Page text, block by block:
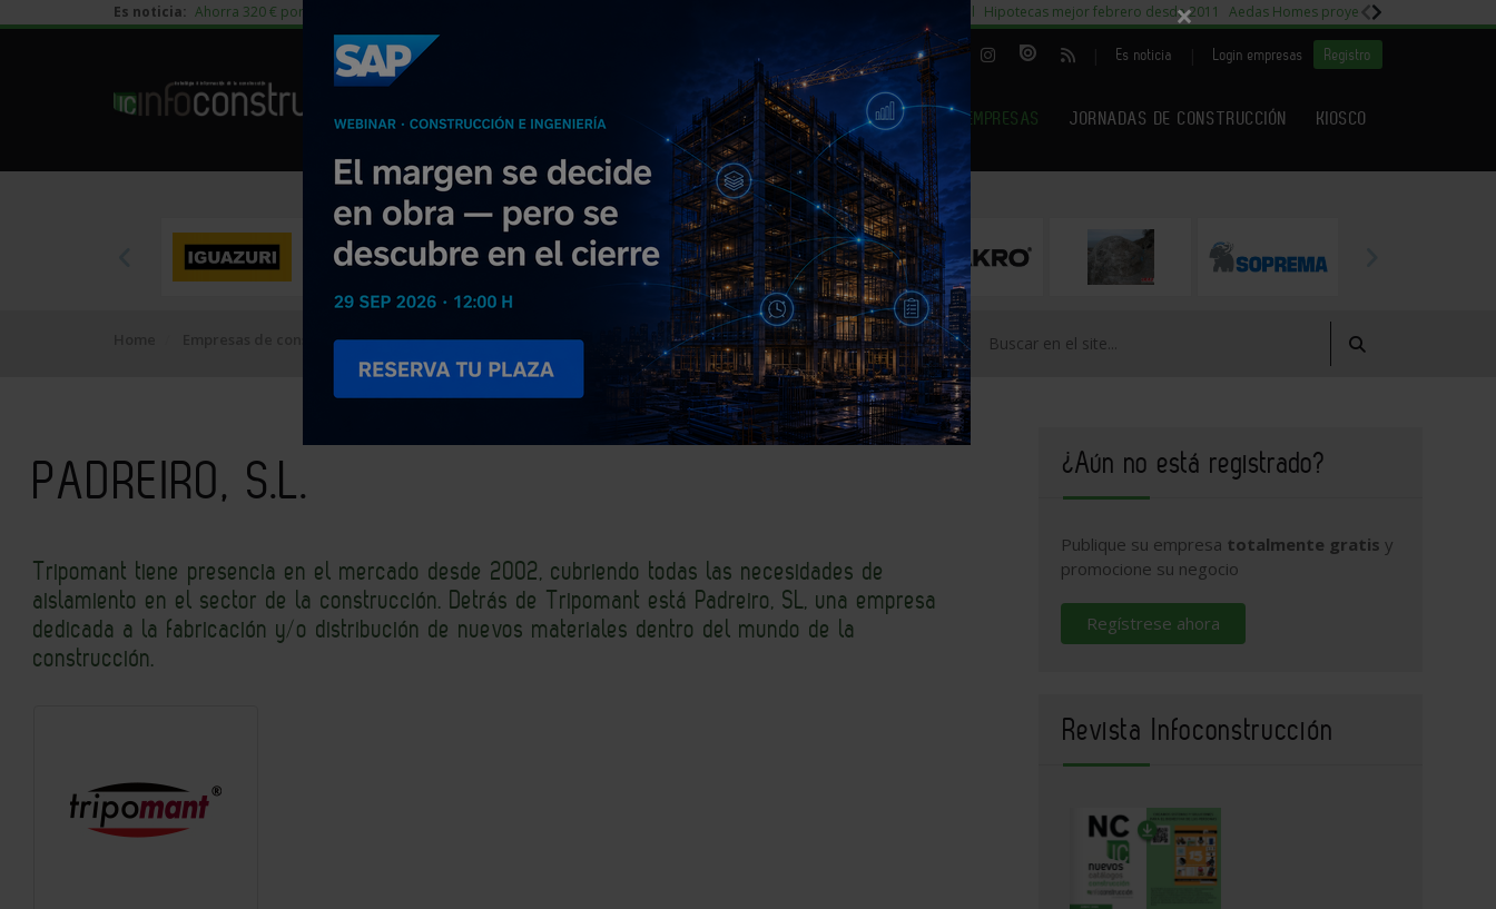
Es noticia: Ahorra 320 € por vivienda en edificación residencial 29% cambiar al alquiler temporal Hipotecas mejor febrero desde 2011 Aedas Homes proyecto Fiora
| Es noticia Login empresas Registro
NOTICIAS PRODUCTOS AGENDA ARTÍCULOS EMPRESAS JORNADAS DE CONSTRUCCIÓN KIOSCO
EMPRESAS PREMIUM
Empresas de construcción PADREIRO, S.L.
PADREIRO, S.L.
Tripomant tiene presencia en el mercado desde 2002, cubriendo todas las necesidades de
aislamiento en el sector de la construcción. Detrás de Tripomant está Padreiro, SL, una empresa
dedicada a la fabricación y/o distribución de nuevos materiales dentro del mundo de la
construcción.
¿Aún no está registrado?
Publique su empresa totalmente gratis y
promocione su negocio
Regístrese ahora
Revista Infoconstrucción
×